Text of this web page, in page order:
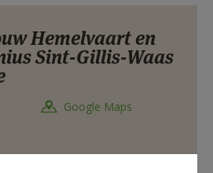
PORTAAL
REGISTREREN
Hemelvaart en
Sint-Gillis-Waas
Google Maps